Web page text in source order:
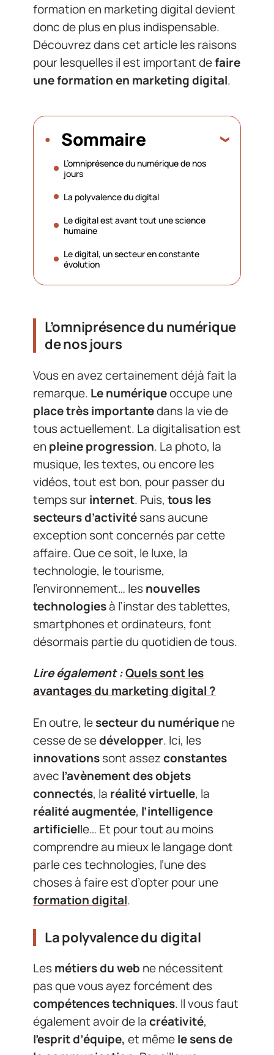
formation en marketing digital devient
donc de plus en plus indispensable.
Découvrez dans cet article les raisons
pour lesquelles il est important defaire
une formation en marketing digital.
Sommaire
L’omniprésence du numérique de nos
jours
La polyvalence du digital
Le digital est avant tout une science
humaine
Le digital, un secteur en constante
évolution
L’omniprésence du numérique
de nos jours
Vous en avez certainement déjà fait la
remarque. Le numériqueoccupe une
place très importantedans la vie de
tous actuellement. La digitalisation est
enpleine progression. La photo, la
musique, les textes, ou encore les
vidéos, tout est bon, pour passer du
temps surinternet. Puis, tous les
secteurs d’activitésans aucune
exception sont concernés par cette
affaire. Que ce soit, le luxe, la
technologie, le tourisme,
l’environnement… lesnouvelles
technologiesà l’instar des tablettes,
smartphones et ordinateurs, font
désormais partie du quotidien de tous.
Lire également :Quels sont les
avantages du marketing digital ?
En outre, lesecteur du numériquene
cesse de sedévelopper. Ici, les
innovationssont assezconstantes
avec l’avènement des objets
connectés, la réalité virtuelle, la
réalité augmentée, l’intelligence
artificielle… Et pour tout au moins
comprendre au mieux le langage dont
parle ces technologies, l’une des
choses à faire est d’opter pour une
formation digital.
La polyvalence du digital
Lesmétiers du web ne nécessitent
pas que vous ayez forcément des
compétences techniques. Il vous faut
également avoir de lacréativité,
l’esprit d’équipe, et mêmele sens de